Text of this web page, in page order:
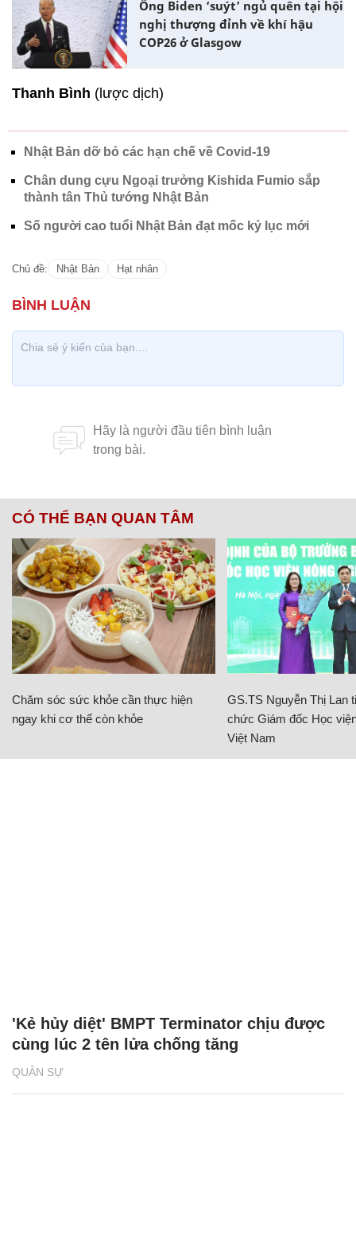
Ông Biden ‘suýt’ ngủ quên tại hội
nghị thượng đỉnh về khí hậu
COP26 ở Glasgow
Thanh Bình (lược dịch)
Nhật Bản dỡ bỏ các hạn chế về Covid-19
Chân dung cựu Ngoại trưởng Kishida Fumio sắp
thành tân Thủ tướng Nhật Bản
Số người cao tuổi Nhật Bản đạt mốc kỷ lục mới
Chủ đề: Nhật Bản Hạt nhân
CÓ THỂ BẠN QUAN TÂM
Chăm sóc sức khỏe cần thực hiện
ngay khi cơ thể còn khỏe
GS.TS Nguyễn Thị Lan
chức Giám đốc Học
Việt Nam
QUÂN SỰ
'Kẻ hủy diệt' BMPT Terminator chịu được
cùng lúc 2 tên lửa chống tăng